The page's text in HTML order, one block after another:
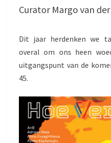
Curator Margo van
Dit jaar herdenken we
overal om ons heen
uitgangspunt van de
45.